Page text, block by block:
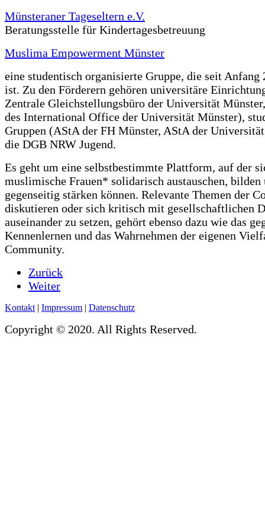
Münsteraner Tageseltern e.V.
Beratungsstelle für Kindertagesbetreuung
Muslima Empowerment Münster
eine studentisch organisierte Gruppe, die seit Anfang
ist. Zu den Förderern gehören universitäre
Zentrale Gleichstellungsbüro der Universität
des International Office der Universität Münster),
Gruppen (AStA der FH Münster, AStA der
die DGB NRW Jugend.
Es geht um eine selbstbestimmte Plattform, auf der
muslimische Frauen* solidarisch austauschen, bilden
gegenseitig stärken können. Relevante Themen der
diskutieren oder sich kritisch mit gesellschaftlichen
auseinander zu setzen, gehört ebenso dazu wie das
Kennenlernen und das Wahrnehmen der eigenen
Community.
Zurück
Weiter
Kontakt | Impressum | Datenschutz
Copyright © 2020. All Rights Reserved.